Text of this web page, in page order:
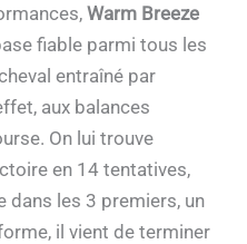
Warm Breeze
fiable parmi tous les
entraîné par
aux balances
On lui trouve
en 14 tentatives,
dans les 3 premiers, un
il vient de terminer